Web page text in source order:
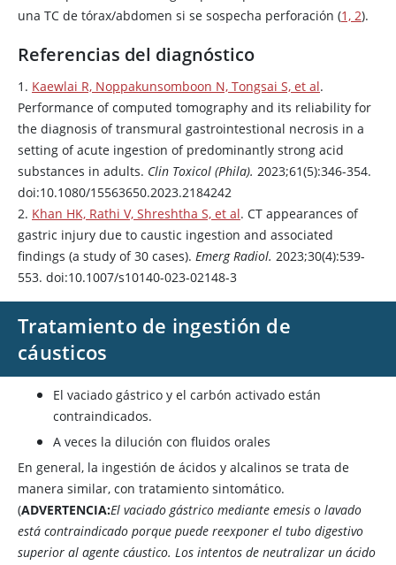
una TC de tórax/abdomen si se sospecha perforación (1, 2).
Referencias del diagnóstico
1. Kaewlai R, Noppakunsomboon N, Tongsai S, et al.
Performance of computed tomography and its reliability for
the diagnosis of transmural gastrointestional necrosis in a
setting of acute ingestion of predominantly strong acid
substances in adults. Clin Toxicol (Phila). 2023;61(5):346-354.
doi:10.1080/15563650.2023.2184242
2. Khan HK, Rathi V, Shreshtha S, et al. CT appearances of
gastric injury due to caustic ingestion and associated
findings (a study of 30 cases). Emerg Radiol. 2023;30(4):539-
553. doi:10.1007/s10140-023-02148-3
Tratamiento de ingestión de
cáusticos
El vaciado gástrico y el carbón activado están
contraindicados.
A veces la dilución con fluidos orales
En general, la ingestión de ácidos y alcalinos se trata de
manera similar, con tratamiento sintomático.
(ADVERTENCIA:El vaciado gástrico mediante emesis o lavado
está contraindicado porque puede reexponer el tubo digestivo
superior al agente cáustico. Los intentos de neutralizar un ácido